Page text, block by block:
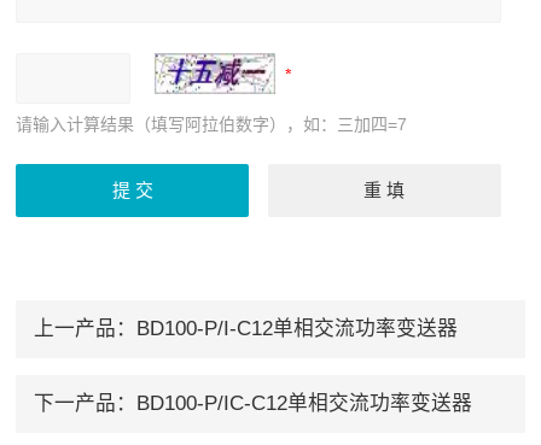
请输入计算结果（填写阿拉伯数字），如：三加四=7
上一产品： BD100-P/I-C12单相交流功率变送器
下一产品： BD100-P/IC-C12单相交流功率变送器